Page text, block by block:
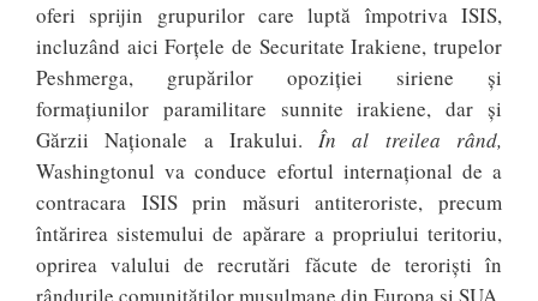
oferi sprijin grupurilor care luptă împotriva ISIS,
incluzând aici Forțele de Securitate Irakiene, trupelor
Peshmerga, grupărilor opoziției siriene și
formațiunilor paramilitare sunnite irakiene, dar și
Gărzii Naționale a Irakului.În al treilea rând,
Washingtonul va conduce efortul internațional de a
contracara ISIS prin măsuri antiteroriste, precum
întărirea sistemului de apărare a propriului teritoriu,
oprirea valului de recrutări făcute de teroriști în